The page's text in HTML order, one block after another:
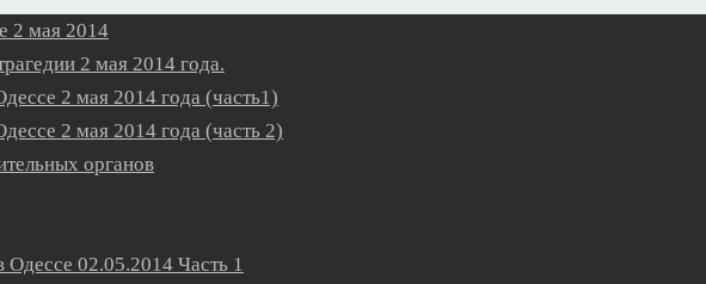
2 мая 2014
2 мая 2014 года.
2 мая 2014 года (часть1)
2 мая 2014 года (часть 2)
органов
02.05.2014 Часть 1